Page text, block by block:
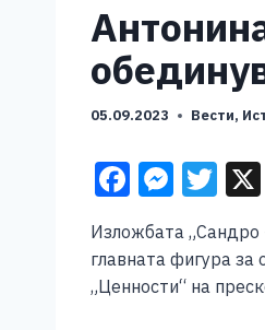
05.09.2023 Вести,
F
a
c
e
M
ss
e
T
tt
er
Изложбата „Сандро
главната фигура
„Ценности“ на